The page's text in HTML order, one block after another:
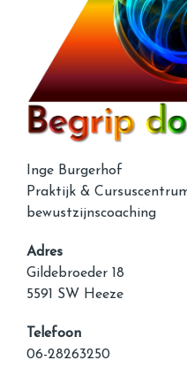
Inge Burgerhof
Praktijk &
bewustzijnscoaching
Adres
Gildebroeder 18
5591 SW Heeze
Telefoon
06-28263250